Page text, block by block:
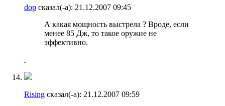
dop сказал(-а): 21.12.2007 09:45
А какая мощность выстрела ? Вроде, если
менее 85 Дж, то такое оружие не
эффективно.
Rising сказал(-а): 21.12.2007 09:59